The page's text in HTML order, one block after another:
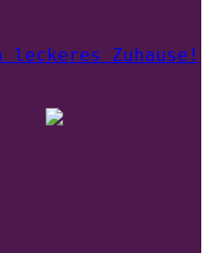
Zuhause!